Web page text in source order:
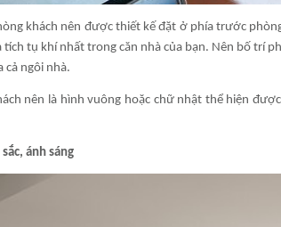
khách nên được thiết kế đặt ở phía trước
tụ khí nhất trong căn nhà của bạn. Nên bố trí
cả ngôi nhà.
nên là hình vuông hoặc chữ nhật thể hiện
ánh sáng